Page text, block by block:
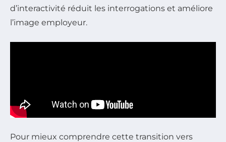
d’interactivité réduit les interrogations et améliore
l’image employeur.
Pour mieux comprendre cette transition vers